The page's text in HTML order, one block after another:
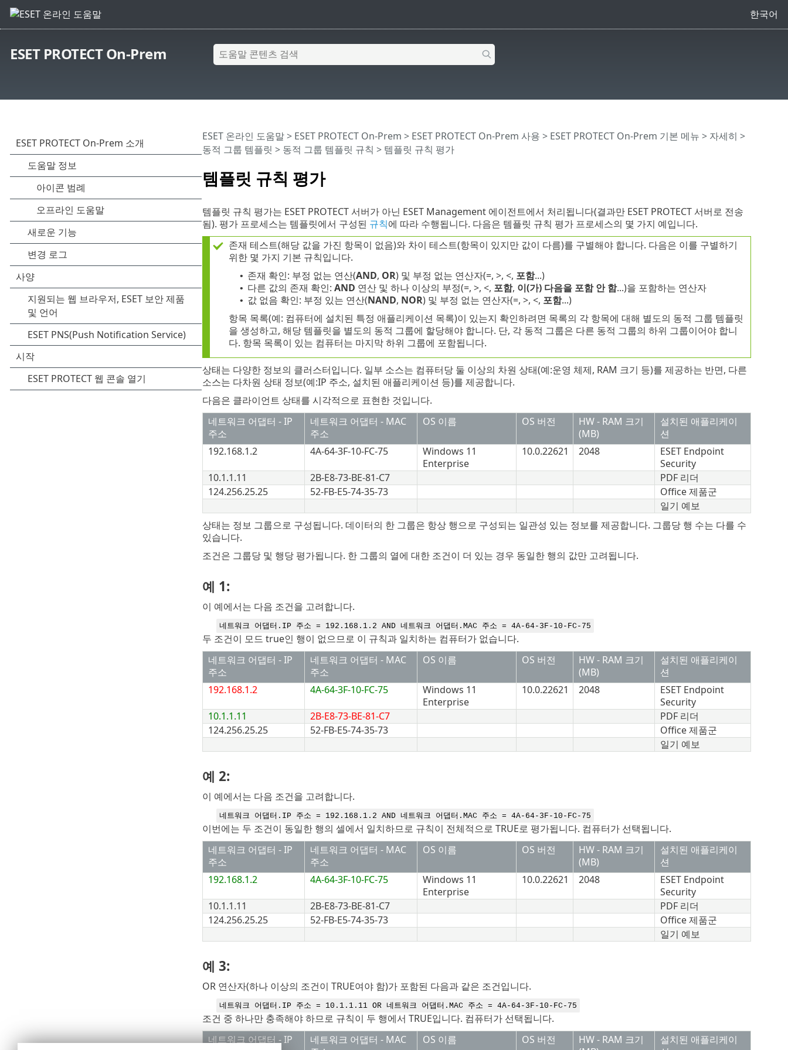
한국어
ESET PROTECT On-Prem
템플릿 규칙 평가
ESET 온라인 도움말> ESET PROTECT On-Prem > ESET PROTECT On-Prem 사용 > ESET PROTECT On-Prem 기본 메뉴 > 자세히 >
동적 그룹 템플릿 > 동적 그룹 템플릿 규칙 > 템플릿 규칙 평가
템플릿 규칙 평가는 ESET PROTECT 서버가 아닌 ESET Management 에이전트에서 처리됩니다(결과만 ESET PROTECT 서버로 전송
됨). 평가 프로세스는 템플릿에서 구성된 규칙에 따라 수행됩니다. 다음은 템플릿 규칙 평가 프로세스의 몇 가지 예입니다.
존재 테스트(해당 값을 가진 항목이 없음)와 차이 테스트(항목이 있지만 값이 다름)를 구별해야 합니다. 다음은 이를 구별하기
위한 몇 가지 기본 규칙입니다.
• 존재 확인: 부정 없는 연산(AND, OR) 및 부정 없는 연산자(=, >, <, 포함...)
• 다른 값의 존재 확인: AND 연산 및 하나 이상의 부정(=, >, <, 포함, 이(가) 다음을 포함 안 함...)을 포함하는 연산자
• 값 없음 확인: 부정 있는 연산(NAND, NOR) 및 부정 없는 연산자(=, >, <, 포함...)
항목 목록(예: 컴퓨터에 설치된 특정 애플리케이션 목록)이 있는지 확인하려면 목록의 각 항목에 대해 별도의 동적 그룹 템플릿
을 생성하고, 해당 템플릿을 별도의 동적 그룹에 할당해야 합니다. 단, 각 동적 그룹은 다른 동적 그룹의 하위 그룹이어야 합니
다. 항목 목록이 있는 컴퓨터는 마지막 하위 그룹에 포함됩니다.
상태는 다양한 정보의 클러스터입니다. 일부 소스는 컴퓨터당 둘 이상의 차원 상태(예:운영 체제, RAM 크기 등)를 제공하는 반면, 다른
소스는 다차원 상태 정보(예:IP 주소, 설치된 애플리케이션 등)를 제공합니다.
다음은 클라이언트 상태를 시각적으로 표현한 것입니다.
네트워크 어댑터 - IP
주소
네트워크 어댑터 - MAC
주소
OS 이름 OS 버전
HW - RAM 크기
(MB)
설치된 애플리케이
션
192.168.1.2
4A-64-3F-10-FC-75
Windows 11
Enterprise
10.0.22621 2048
ESET Endpoint
Security
10.1.1.11
2B-E8-73-BE-81-C7
PDF 리더
124.256.25.25
52-FB-E5-74-35-73
Office 제품군
일기 예보
상태는 정보 그룹으로 구성됩니다. 데이터의 한 그룹은 항상 행으로 구성되는 일관성 있는 정보를 제공합니다. 그룹당 행 수는 다를 수
있습니다.
조건은 그룹당 및 행당 평가됩니다. 한 그룹의 열에 대한 조건이 더 있는 경우 동일한 행의 값만 고려됩니다.
예 1:
이 예에서는 다음 조건을 고려합니다.
네트워크 어댑터.IP 주소 = 192.168.1.2 AND 네트워크 어댑터.MAC 주소 = 4A-64-3F-10-FC-75
두 조건이 모드 true인 행이 없으므로 이 규칙과 일치하는 컴퓨터가 없습니다.
네트워크 어댑터 - IP
주소
네트워크 어댑터 - MAC
주소
OS 이름 OS 버전
HW - RAM 크기
(MB)
설치된 애플리케이
션
192.168.1.2
4A-64-3F-10-FC-75
Windows 11
Enterprise
10.0.22621 2048
ESET Endpoint
Security
10.1.1.11
2B-E8-73-BE-81-C7
PDF 리더
124.256.25.25
52-FB-E5-74-35-73
Office 제품군
일기 예보
예 2:
이 예에서는 다음 조건을 고려합니다.
네트워크 어댑터.IP 주소 = 192.168.1.2 AND 네트워크 어댑터.MAC 주소 = 4A-64-3F-10-FC-75
이번에는 두 조건이 동일한 행의 셀에서 일치하므로 규칙이 전체적으로 TRUE로 평가됩니다. 컴퓨터가 선택됩니다.
네트워크 어댑터 - IP
주소
네트워크 어댑터 - MAC
주소
OS 이름 OS 버전
HW - RAM 크기
(MB)
설치된 애플리케이
션
192.168.1.2
4A-64-3F-10-FC-75
Windows 11
Enterprise
10.0.22621 2048
ESET Endpoint
Security
10.1.1.11
2B-E8-73-BE-81-C7
PDF 리더
124.256.25.25
52-FB-E5-74-35-73
Office 제품군
일기 예보
예 3:
OR 연산자(하나 이상의 조건이 TRUE여야 함)가 포함된 다음과 같은 조건입니다.
네트워크 어댑터.IP 주소 = 10.1.1.11 OR 네트워크 어댑터.MAC 주소 = 4A-64-3F-10-FC-75
조건 중 하나만 충족해야 하므로 규칙이 두 행에서 TRUE입니다. 컴퓨터가 선택됩니다.
네트워크 어댑터 - IP
네트워크 어댑터 - MAC
OS 이름 OS 버전
HW - RAM 크기
설치된 애플리케이